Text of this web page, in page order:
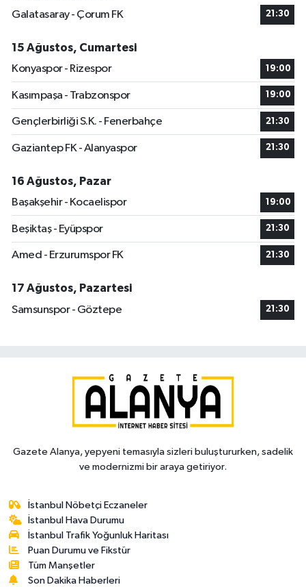
Galatasaray - Çorum FK
21:30
15 Ağustos, Cumartesi
Konyaspor - Rizespor
19:00
Kasımpaşa - Trabzonspor 19:00
Gençlerbirliği S.K. - Fenerbahçe 21:30
Gaziantep FK - Alanyaspor 21:30
16 Ağustos, Pazar
Başakşehir - Kocaelispor
19:00
Beşiktaş - Eyüpspor 21:30
Amed - Erzurumspor FK 21:30
17 Ağustos, Pazartesi
Samsunspor - Göztepe
21:30
Gazete Alanya, yepyeni temasıyla sizleri buluştururken, sadelik
ve modernizmi bir araya getiriyor.
İstanbul Nöbetçi Eczaneler
İstanbul Hava Durumu
İstanbul Trafik Yoğunluk Haritası
Puan Durumu ve Fikstür
Tüm Manşetler
Son Dakika Haberleri